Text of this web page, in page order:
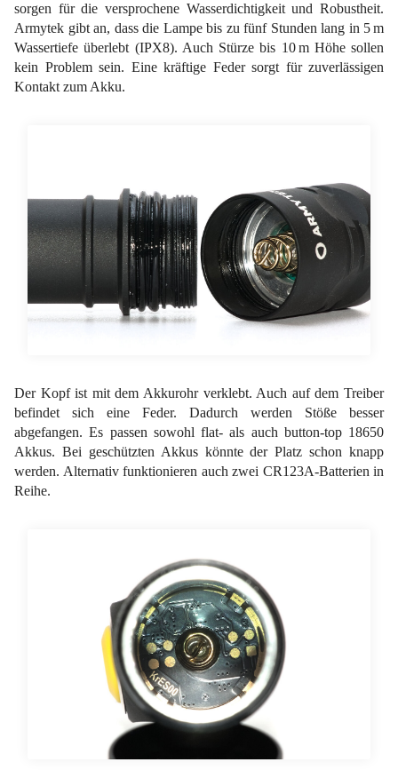
sorgen für die versprochene Wasserdichtigkeit und Robustheit.
Armytek gibt an, dass die Lampe bis zu fünf Stunden lang in 5 m
Wassertiefe überlebt (IPX8). Auch Stürze bis 10 m Höhe sollen
kein Problem sein. Eine kräftige Feder sorgt für zuverlässigen
Kontakt zum Akku.
Der Kopf ist mit dem Akkurohr verklebt. Auch auf dem Treiber
befindet sich eine Feder. Dadurch werden Stöße besser
abgefangen. Es passen sowohl flat- als auch button-top 18650
Akkus. Bei geschützten Akkus könnte der Platz schon knapp
werden. Alternativ funktionieren auch zwei CR123A-Batterien in
Reihe.